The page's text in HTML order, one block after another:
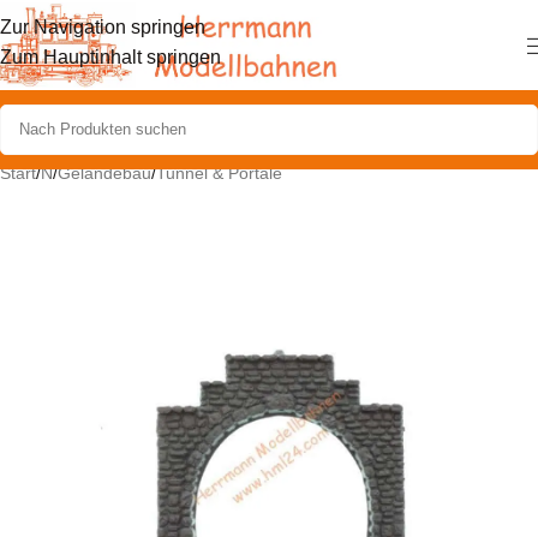
Zur Navigation springen
Zum Hauptinhalt springen
Start/N/Geländebau/Tunnel & Portale